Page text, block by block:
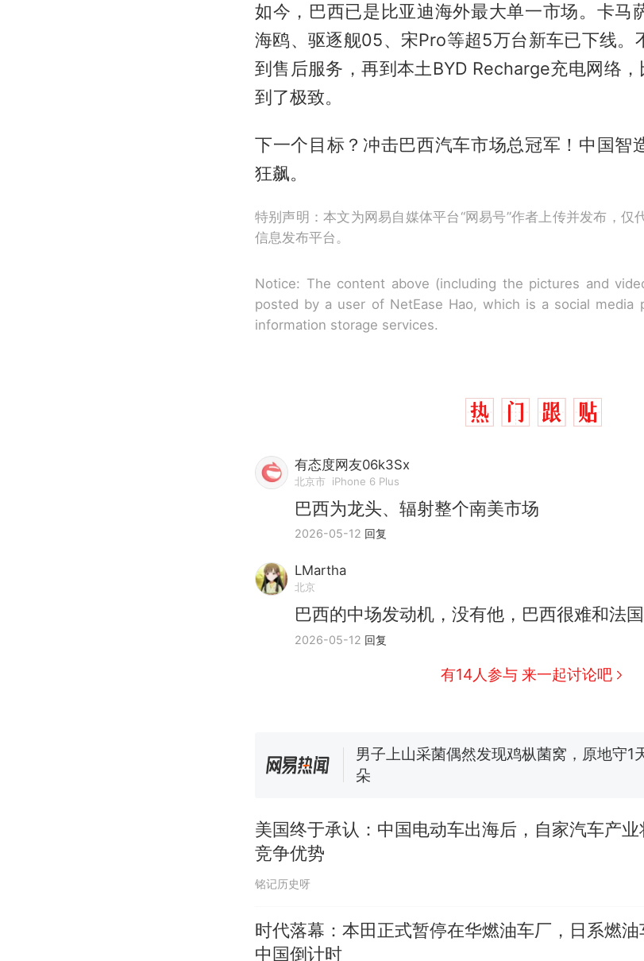
如今，巴西已是比亚迪海外最大单一市场。卡马
海鸥、驱逐舰05、宋Pro等超5万台新车已下线。
到售后服务，再到本土BYD Recharge充电网络，
到了极致。
下一个目标？冲击巴西汽车市场总冠军！中国智
狂飙。
特别声明：本文为网易自媒体平台“网易号”作者上传并发布，仅
信息发布平台。
Notice: The content above (including the pictures and
posted by a user of NetEase Hao, which is a social media
information storage services.
有态度网友06k3Sx
北京市 iPhone 6 Plus
巴西为龙头、辐射整个南美市场
2026-05-12 回复
LMartha
北京
巴西的中场发动机，没有他，巴西很难和法
2026-05-12 回复
有14人参与 来一起讨论吧
热 那个在床头放菜刀的女孩，因老师一句
朵
美国渔民钓获鲨鱼徒手将其拽回大海 目击
笔试第一被第二名传话劝弃考 官方通报
那个在床头放菜刀的女孩，因老师一句
美国终于承认：中国电动车出海后，自家汽车产业
竞争优势
铭记历史呀
时代落幕：本田正式暂停在华燃油车厂，日系燃油
中国倒计时